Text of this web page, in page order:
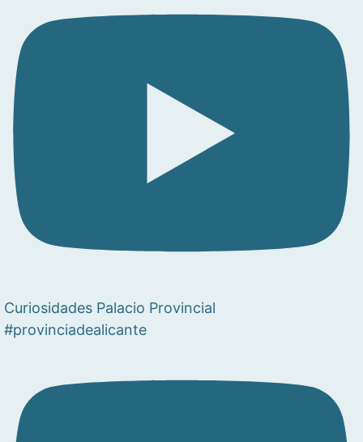
Curiosidades Palacio Provincial
#provinciadealicante